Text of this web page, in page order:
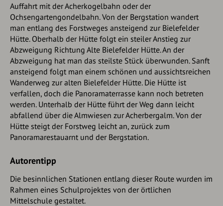
Auffahrt mit der Acherkogelbahn oder der
Ochsengartengondelbahn. Von der Bergstation wandert
man entlang des Forstweges ansteigend zur Bielefelder
Hütte. Oberhalb der Hütte folgt ein steiler Anstieg zur
Abzweigung Richtung Alte Bielefelder Hütte. An der
Abzweigung hat man das steilste Stück überwunden. Sanft
ansteigend folgt man einem schönen und aussichtsreichen
Wanderweg zur alten Bielefelder Hütte. Die Hütte ist
verfallen, doch die Panoramaterrasse kann noch betreten
werden. Unterhalb der Hütte führt der Weg dann leicht
abfallend über die Almwiesen zur Acherbergalm. Von der
Hütte steigt der Forstweg leicht an, zurück zum
Panoramarestauarnt und der Bergstation.
Autorentipp
Die besinnlichen Stationen entlang dieser Route wurden im
Rahmen eines Schulprojektes von der örtlichen
Mittelschule gestaltet.